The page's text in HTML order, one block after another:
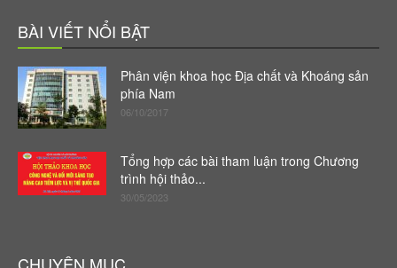
BÀI VIẾT NỔI BẬT
Phân viện khoa học Địa chất và Khoáng sản
phía Nam
06/10/2017
Tổng hợp các bài tham luận trong Chương
trình hội thảo...
30/05/2023